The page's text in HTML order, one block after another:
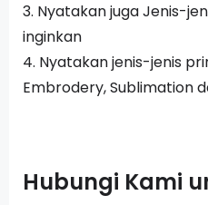
3. Nyatakan juga Jenis-
inginkan
4. Nyatakan jenis-jenis
Embrodery, Sublimation
Hubungi Kami